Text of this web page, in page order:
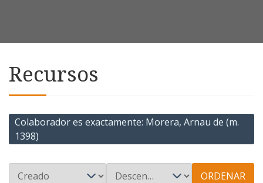
Recursos
Colaborador es exactamente Morera, Arnau de (m.
1398)
ORDENAR